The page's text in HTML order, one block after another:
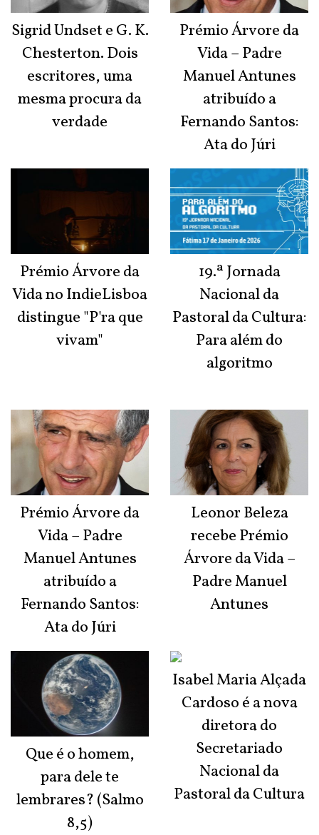
Sigrid Undset e G. K.
Chesterton. Dois
escritores, uma
mesma procura da
verdade
Prémio Árvore da
Vida no IndieLisboa
distingue "P'ra que
vivam"
Prémio Árvore da
Vida – Padre
Manuel Antunes
atribuído a
Fernando Santos:
Ata do Júri
Que é o homem,
para dele te
lembrares? (Salmo
8,5)
Prémio Árvore da
Vida – Padre
Manuel Antunes
atribuído a
Fernando Santos:
Ata do Júri
19.ª Jornada
Nacional da
Pastoral da Cultura:
Para além do
algoritmo
Leonor Beleza
recebe Prémio
Árvore da Vida –
Padre Manuel
Antunes
Isabel Maria Alçada
Cardoso é a nova
diretora do
Secretariado
Nacional da
Pastoral da Cultura